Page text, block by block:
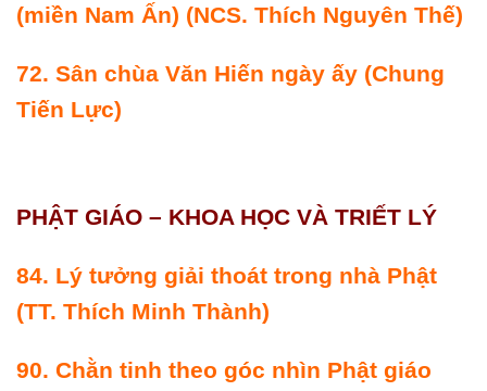
(miền Nam Ấn) (NCS. Thích Nguyên Thế)
72. Sân chùa Văn Hiến ngày ấy (Chung
Tiến Lực)
PHẬT GIÁO – KHOA HỌC VÀ TRIẾT LÝ
84. Lý tưởng giải thoát trong nhà Phật
(TT. Thích Minh Thành)
90. Chằn tinh theo góc nhìn Phật giáo